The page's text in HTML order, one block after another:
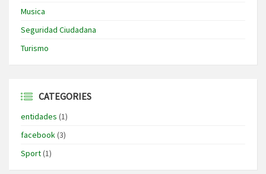
Musica
Seguridad Ciudadana
Turismo
CATEGORIES
entidades (1)
facebook(3)
Sport(1)